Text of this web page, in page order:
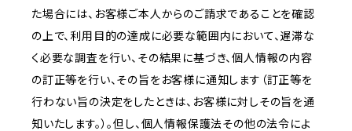
た場合には、お客様ご本人からのご請求であることを確認
の上で、利用目的の達成に必要な範囲内において、遅滞な
く必要な調査を行い、その結果に基づき、個人情報の内容
の訂正等を行い、その旨をお客様に通知します（訂正等を
行わない旨の決定をしたときは、お客様に対しその旨を通
知いたします。）。但し、個人情報保護法その他の法令によ